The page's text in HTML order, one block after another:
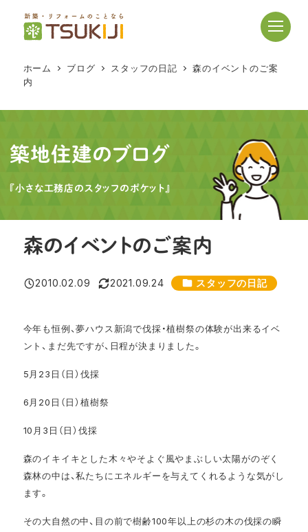
へ
動
ホーム ブログ スタッフの日記
森のイベントのご案
内
築地住建のブログ
『小さな工務店のスタッフのポケット』
森のイベントのご案内
投稿日
2010.02.09
更新日
2021.09.24 カテゴリー
スタッフの日記
今年も恒例、夢ハウス新潟で伐採・植樹祭の体験が出来るイベ
ント、まだ先ですが、日程が決まりました。
5月23日（日）伐採
6月20日（日）植樹祭
10月3日（日）伐採
森のイキイキとした木々やそよぐ風やまぶしい太陽がのぞく
森林の中は、私たちにエネルギーを与えてくれるような気がし
ます。
その大自然の中、目の前で樹齢100年以上の杉の木の伐採の瞬